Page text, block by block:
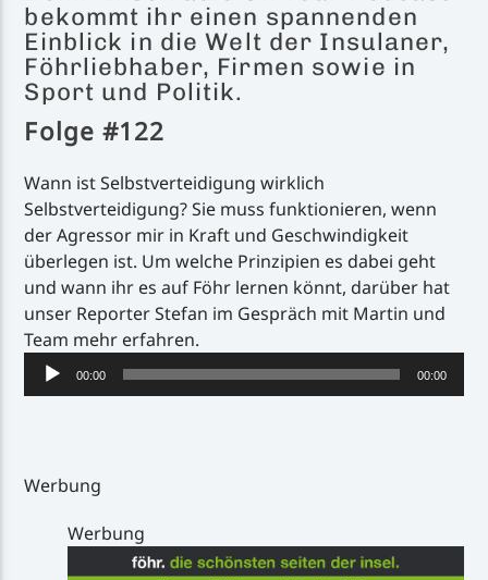
Handystream
bekommt ihr einen spannenden
Einblick in die Welt der Insulaner,
Föhrliebhaber, Firmen sowie in
Sport und Politik.
Folge #122
Wann ist Selbstverteidigung wirklich
Selbstverteidigung? Sie muss funktionieren, wenn
der Agressor mir in Kraft und Geschwindigkeit
überlegen ist. Um welche Prinzipien es dabei geht
und wann ihr es auf Föhr lernen könnt, darüber hat
unser Reporter Stefan im Gespräch mit Martin und
Team mehr erfahren.
Audio-
Player
00:00 00:00
Werbung
Werbung